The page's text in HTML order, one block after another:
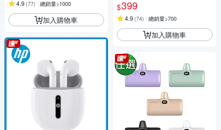
4.9 (77) 總銷量>1000
加入購物車
裝)
$399
4.9 (74) 總銷量>700
加入購物車